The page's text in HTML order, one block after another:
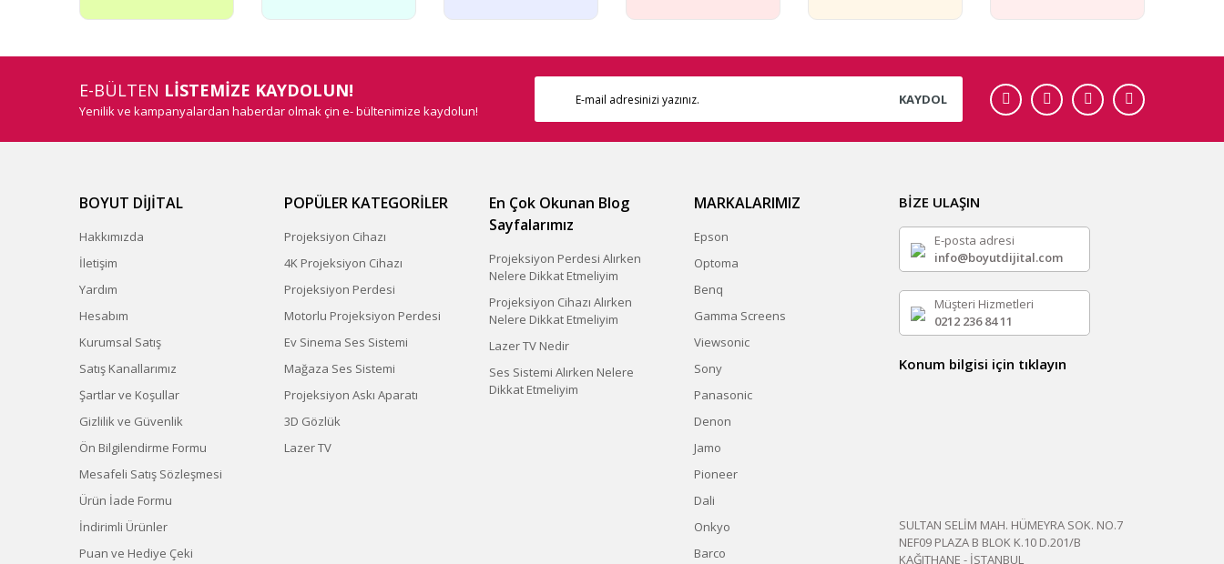
E-BÜLTEN LİSTEMİZE KAYDOLUN!
Yenilik ve kampanyalardan haberdar olmak çin e- bültenimize kaydolun!
KAYDOL
BOYUT DİJİTAL
Hakkımızda
İletişim
Yardım
Hesabım
Kurumsal Satış
Satış Kanallarımız
Şartlar ve Koşullar
Gizlilik ve Güvenlik
Ön Bilgilendirme Formu
Mesafeli Satış Sözleşmesi
Ürün İade Formu
İndirimli Ürünler
Puan ve Hediye Çeki
POPÜLER KATEGORİLER
Projeksiyon Cihazı
4K Projeksiyon Cihazı
Projeksiyon Perdesi
Motorlu Projeksiyon Perdesi
Ev Sinema Ses Sistemi
Mağaza Ses Sistemi
Projeksiyon Askı Aparatı
3D Gözlük
Lazer TV
En Çok Okunan Blog
Sayfalarımız
Projeksiyon Perdesi Alırken
Nelere Dikkat Etmeliyim
Projeksiyon Cihazı Alırken
Nelere Dikkat Etmeliyim
Lazer TV Nedir
Ses Sistemi Alırken Nelere
Dikkat Etmeliyim
MARKALARIMIZ
Epson
Optoma
Benq
Gamma Screens
Viewsonic
Sony
Panasonic
Denon
Jamo
Pioneer
Dali
Onkyo
Barco
BİZE ULAŞIN
E-posta adresi
info@boyutdijital.com
Müşteri Hizmetleri
0212 236 84 11
Konum bilgisi için tıklayın
SULTAN SELİM MAH. HÜMEYRA SOK. NO.7
NEF09 PLAZA B BLOK K.10 D.201/B
KAĞITHANE - İSTANBUL